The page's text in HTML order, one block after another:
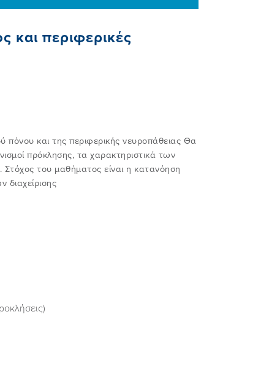
και περιφερικές
πόνου και της περιφερικής νευροπάθειας Θα
πρόκλησης, τα χαρακτηριστικά των
Στόχος του μαθήματος είναι η κατανόηση